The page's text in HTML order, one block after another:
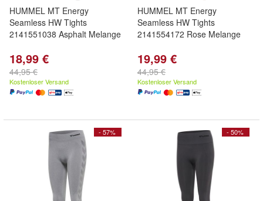
HUMMEL MT Energy
Seamless HW Tights
2141551038 Asphalt Melange
18,99 €
44,95 €
Kostenloser Versand
HUMMEL MT Energy
Seamless HW Tights
2141554172 Rose Melange
19,99 €
44,95 €
Kostenloser Versand
- 57% - 50%